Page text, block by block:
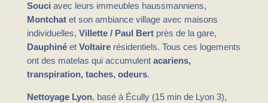
Souci avec leurs immeubles haussmanniens,
Montchatet son ambiance village avec maisons
individuelles, Villette / Paul Bertprès de la gare,
Dauphinéet Voltairerésidentiels. Tous ces logements
ont des matelas qui accumulent acariens,
transpiration, taches, odeurs.
Nettoyage Lyon, basé à Écully (15 min de Lyon 3),